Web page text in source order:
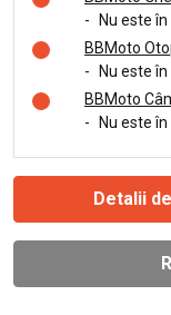
-
Nu este
BBMoto
-
Nu este
BBMoto
-
Nu este
Detalii